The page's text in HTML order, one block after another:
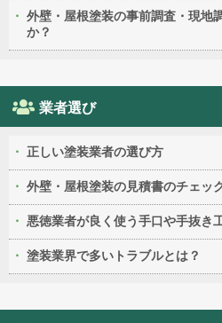
外壁・屋根塗装の事前調査・現地
か？
業者選び
正しい塗装業者の選び方
外壁・屋根塗装の見積書のチェッ
悪徳業者が良く使う手口や手抜き
塗装業界で多いトラブルとは？